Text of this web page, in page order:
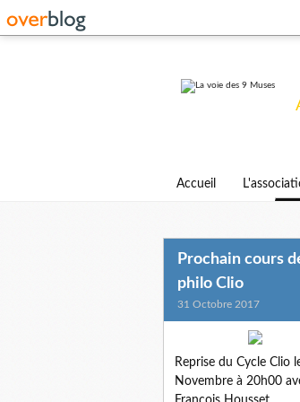
Accueil
Prochain cours
philo Clio
31 Octobre 2017
Reprise du Cycle Clio
Novembre à 20h00